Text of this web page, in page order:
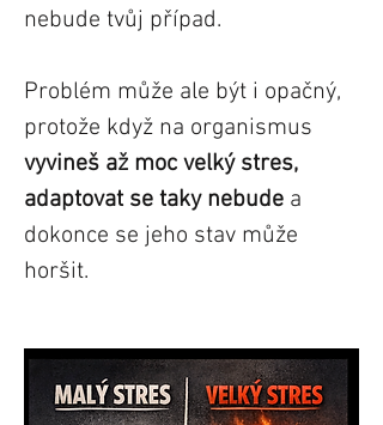
nebude tvůj případ.
Problém může ale být i opačný,
protože když na organismus
vyvineš až moc velký stres,
adaptovat se taky nebude a
dokonce se jeho stav může
horšit.